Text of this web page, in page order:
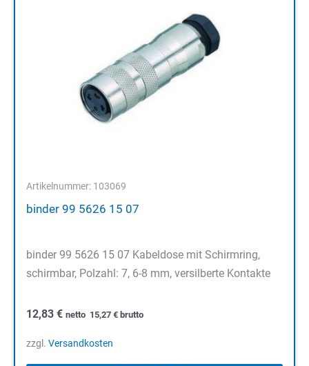
Artikelnummer: 103069
binder 99 5626 15 07
binder 99 5626 15 07 Kabeldose mit Schirmring,
schirmbar, Polzahl: 7, 6-8 mm, versilberte Kontakte
12,83 € netto 15,27 € brutto
zzgl. Versandkosten